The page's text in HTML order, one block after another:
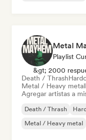
Playlist
&gt; 2000
Death / Thrash
Metal / Heavy metal
Agregar artistas a
Death / Thrash
Metal / Heavy metal